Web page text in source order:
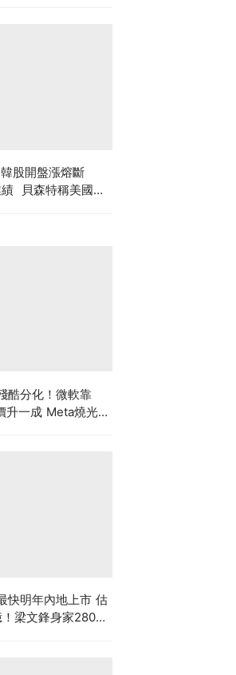
股開盤漲熔斷
貝森特稱美國將
酷分化！微軟靠
升一成 Meta燒光
快明年內地上市 估
梁文鋒身家2800